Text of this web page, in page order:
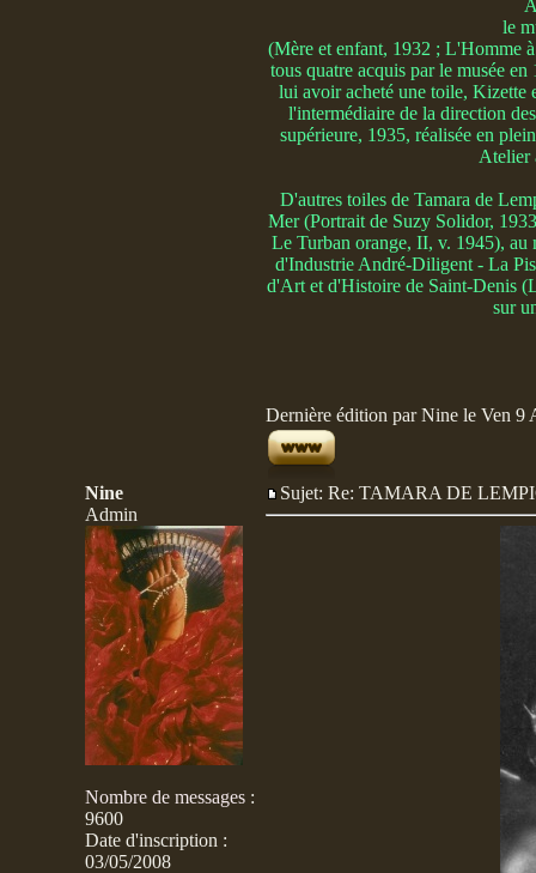
le
(Mère et enfant, 1932 ; L'Homme
tous quatre acquis par le musée
lui avoir acheté une toile, Kizette
l'intermédiaire de la direction
supérieure, 1935, réalisée en
Atelier
D'autres toiles de Tamara de
Mer (Portrait de Suzy Solidor,
Le Turban orange, II, v. 1945),
d'Industrie André-Diligent - La
d'Art et d'Histoire de Saint-Denis
sur
Dernière édition par Nine le Ven 9
Nine
Admin
Nombre de messages :
9600
Date d'inscription :
03/05/2008
Sujet: Re: TAMARA DE